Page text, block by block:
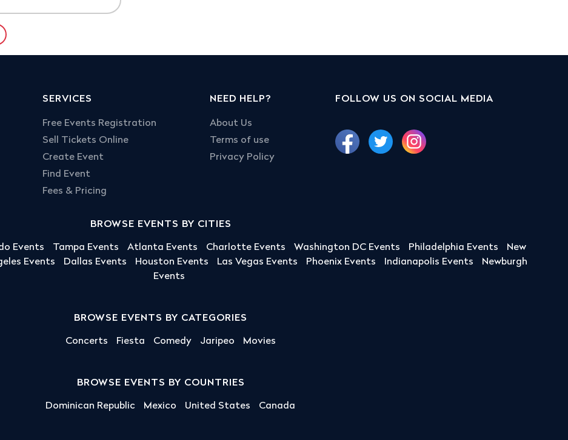
SERVICES
Free Events Registration
Sell Tickets Online
Create Event
Find Event
Fees & Pricing
NEED HELP?
About Us
Terms of use
Privacy Policy
FOLLOW US ON SOCIAL MEDIA
BROWSE EVENTS BY CITIES
Events Tampa Events Atlanta Events Charlotte Events Washington DC Events Philadelphia Events
New
Events Dallas Events Houston Events Las Vegas Events Phoenix Events Indianapolis Events
Newburgh
Events
BROWSE EVENTS BY CATEGORIES
Concerts Fiesta Comedy Jaripeo Movies
BROWSE EVENTS BY COUNTRIES
Dominican Republic Mexico United States Canada